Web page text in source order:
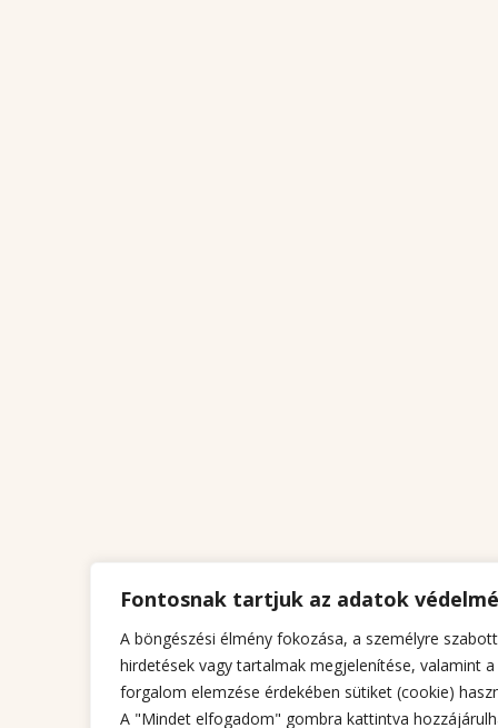
Fontosnak tartjuk az adatok
A böngészési élmény fokozása, a személyre szabott
hirdetések vagy tartalmak megjelenítése, valamint a
forgalom elemzése érdekében sütiket (cookie)
A "Mindet elfogadom" gombra kattintva